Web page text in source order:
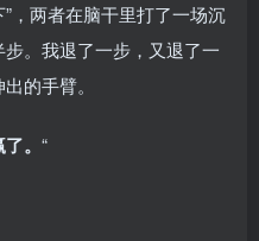
”，两者在脑干里打了一场沉
。我退了一步，又退了一
的手臂。
。 “